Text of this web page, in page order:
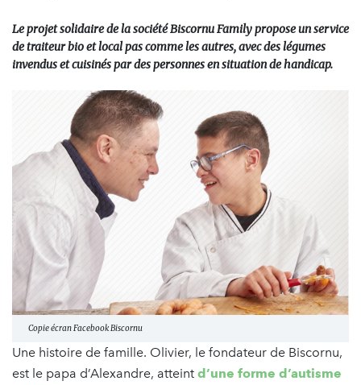
Le projet solidaire de la société Biscornu Family propose un service
de traiteur bio et local pas comme les autres, avec des légumes
invendus et cuisinés par des personnes en situation de handicap.
Copie écran Facebook Biscornu
Une histoire de famille. Olivier, le fondateur de Biscornu,
est le papa d’Alexandre, atteint d’une forme d’autisme